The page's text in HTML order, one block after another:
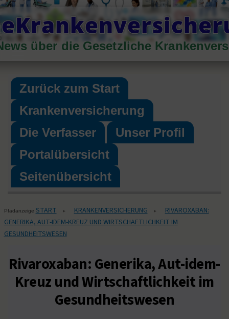
Skip
to
contentüber die Gesetzliche
Primary
Menu
Zurück zum Start
Krankenversicherung
Die Verfasser
Unser Profil
Portalübersicht
Seitenübersicht
Pfadanzeige START ▸ KRANKENVERSICHERUNG ▸
RIVAROXABAN:
GENERIKA, AUT-IDEM-KREUZ UND WIRTSCHAFTLICHKEIT IM
GESUNDHEITSWESEN
Rivaroxaban: Generika, Aut-idem-
Kreuz und Wirtschaftlichkeit im
Gesundheitswesen